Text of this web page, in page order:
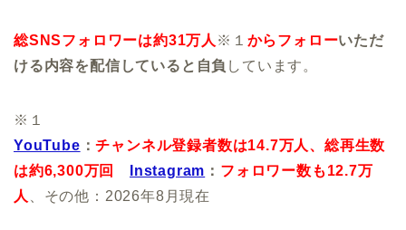
総SNSフォロワーは約31万人 ※１ からフォローいただ
ける内容を配信していると自負 しています。
※１
YouTube ：チャンネル登録者数は14.7万人、総再生数
は約6,300万回
Instagram ： フォロワー数も12.7万
人
、その他：2026年8月現在